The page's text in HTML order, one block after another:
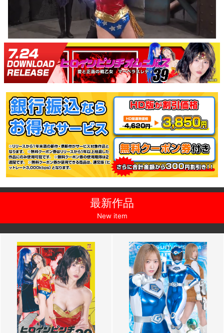
最新作品
New item